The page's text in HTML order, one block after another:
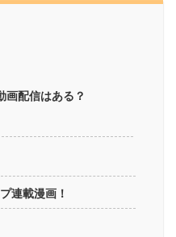
画配信はある？
連載漫画！